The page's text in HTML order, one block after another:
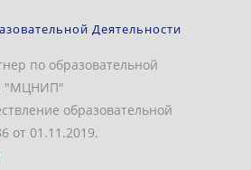
Деятельности
по образовательной
"МЦНИП"
образовательной
от 01.11.2019.